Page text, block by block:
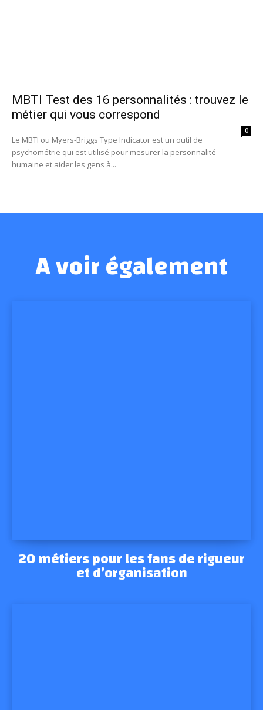
MBTI Test des 16 personnalités : trouvez le
métier qui vous correspond
0
Le MBTI ou Myers-Briggs Type Indicator est un outil de
psychométrie qui est utilisé pour mesurer la personnalité
humaine et aider les gens à...
A voir également
20 métiers pour les fans de rigueur
et d’organisation